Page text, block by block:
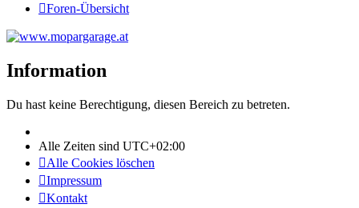
Foren-Übersicht
Information
Du hast keine Berechtigung, diesen Bereich zu betreten.
Alle Zeiten sind UTC+02:00
Alle Cookies löschen
Impressum
Kontakt